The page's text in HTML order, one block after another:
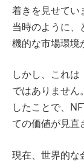
着きを見せてい
当時のように、
機的な市場環境
しかし、これ
ではありません
したことで、
ての価値が見直
現在、世界的な